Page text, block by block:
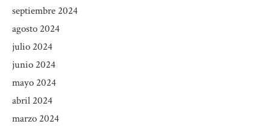
septiembre 2024
agosto 2024
julio 2024
junio 2024
mayo 2024
abril 2024
marzo 2024